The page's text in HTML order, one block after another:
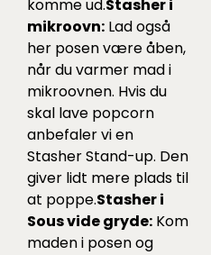
komme ud.Stasher i
mikroovn: Lad også
her posen være åben,
når du varmer mad i
mikroovnen. Hvis du
skal lave popcorn
anbefaler vi en
Stasher Stand-up. Den
giver lidt mere plads til
at poppe.Stasher i
Sous vide gryde: Kom
maden i posen og